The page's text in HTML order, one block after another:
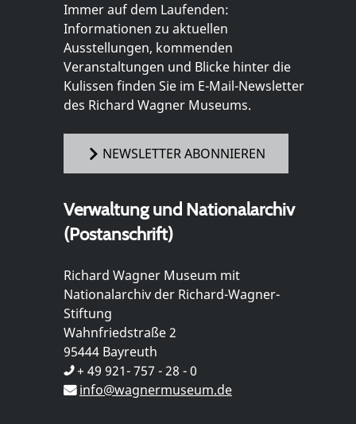
Immer auf dem Laufenden:
Informationen zu aktuellen
Ausstellungen, kommenden
Veranstaltungen und Blicke hinter die
Kulissen finden Sie im E-Mail-Newsletter
des Richard Wagner Museums.
NEWSLETTER ABONNIEREN
Verwaltung und Nationalarchiv
(Postanschrift)
Richard Wagner Museum mit
Nationalarchiv der Richard-Wagner-
Stiftung
Wahnfriedstraße 2
95444 Bayreuth
+ 49 921- 757 - 28 - 0
info@wagnermuseum.de